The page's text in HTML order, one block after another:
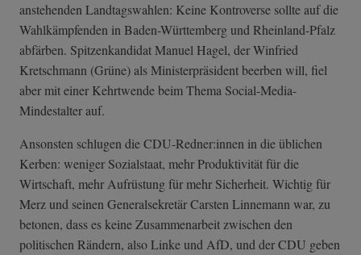
anstehenden Landtagswahlen: Keine Kontroverse sollte auf die
Wahlkämpfenden in Baden-Württemberg und Rheinland-Pfalz
abfärben. Spitzenkandidat Manuel Hagel, der Winfried
Kretschmann (Grüne) als Ministerpräsident beerben will, fiel
aber mit einer Kehrtwende beim Thema Social-Media-
Mindestalter auf.
Ansonsten schlugen die CDU-Redner:innen in die üblichen
Kerben: weniger Sozialstaat, mehr Produktivität für die
Wirtschaft, mehr Aufrüstung für mehr Sicherheit. Wichtig für
Merz und seinen Generalsekretär Carsten Linnemann war, zu
betonen, dass es keine Zusammenarbeit zwischen den
politischen Rändern, also Linke und AfD, und der CDU geben